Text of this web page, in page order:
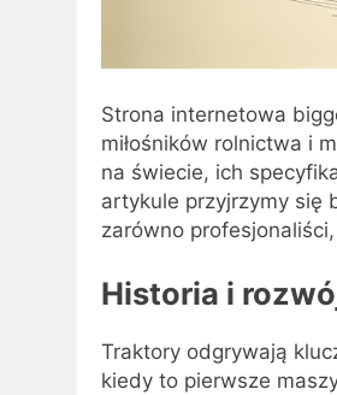
Strona internetowa
miłośników rolnictwa i
na świecie, ich
artykule przyjrzymy się
zarówno
Historia i
Traktory odgrywają
kiedy to pierwsze